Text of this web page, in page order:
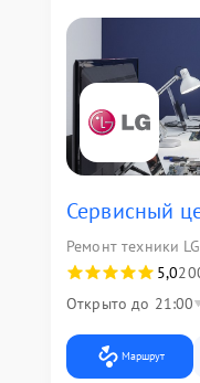
Сервисный
Ремонт техники LG
5,0
Открыто до 21:00
Маршрут